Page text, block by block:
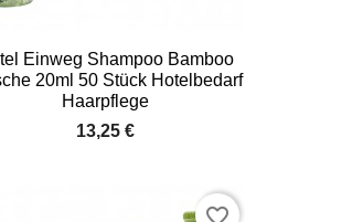
Einweg Shampoo Bamboo
20ml 50 Stück Hotelbedarf
Haarpflege
13,25 €
Vorschau
favorite_border